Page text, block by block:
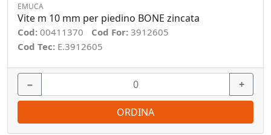
EMUCA
Vite m 10 mm per piedino BONE zincata
Cod: 00411370 Cod For: 3912605
Cod Tec: E.3912605
− +
ORDINA